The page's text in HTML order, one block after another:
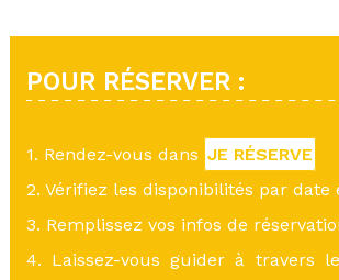
POUR RÉSERVER :
1. Rendez-vous dans JE RÉSERVE
2. Vérifiez les disponibilités par date
3. Remplissez vos infos de
4. Laissez-vous guider à travers